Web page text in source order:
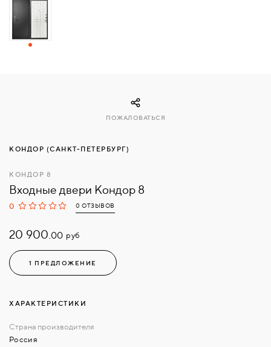
КОНДОР (САНКТ-ПЕТЕРБУРГ)
КОНДОР 8
Входные двери Кондор 8
0 0 ОТЗЫВОВ
20 900.00 руб
1 ПРЕДЛОЖЕНИЕ
ПОЖАЛОВАТЬСЯ
ХАРАКТЕРИСТИКИ
Россия